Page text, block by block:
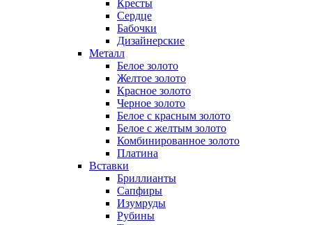
Кресты
Сердце
Бабочки
Дизайнерские
Металл
Белое золото
Желтое золото
Красное золото
Черное золото
Белое с красным золото
Белое с желтым золото
Комбинированное золото
Платина
Вставки
Бриллианты
Сапфиры
Изумруды
Рубины